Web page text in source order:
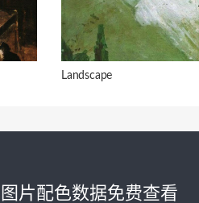
Landscape
片配色数据免费查看